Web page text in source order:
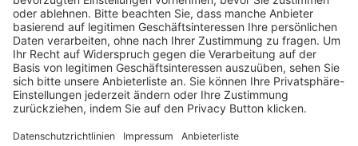
BFV-Geschäftsstellen
Trainerbörse
Login SpielPlus
FOLGE DEM BFV